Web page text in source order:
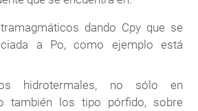
dando Cpy que se
a Po, como ejemplo está
hidrotermales, no sólo en
también los tipo pórfido, sobre